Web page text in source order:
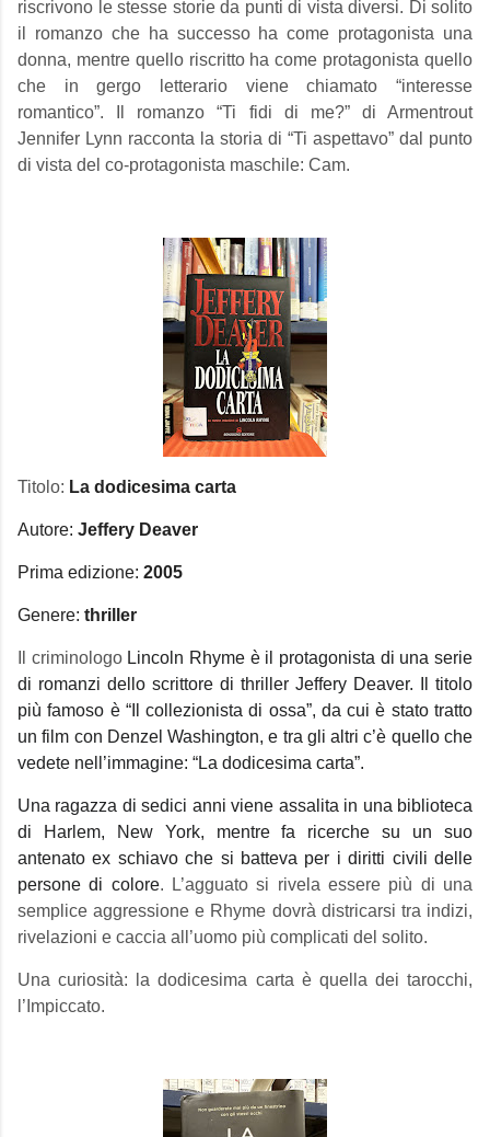
riscrivono le stesse storie da punti di vista diversi. Di solito
il romanzo che ha successo ha come protagonista una
donna, mentre quello riscritto ha come protagonista quello
che in gergo letterario viene chiamato “interesse
romantico”. Il romanzo “Ti fidi di me?” di Armentrout
Jennifer Lynn racconta la storia di “Ti aspettavo” dal punto
di vista del co-protagonista maschile: Cam.
Titolo: La dodicesima carta
Autore: Jeffery Deaver
Prima edizione: 2005
Genere: thriller
Il criminologo Lincoln Rhyme è il protagonista di una serie
di romanzi dello scrittore di thriller Jeffery Deaver. Il titolo
più famoso è “Il collezionista di ossa”, da cui è stato tratto
un film con Denzel Washington, e tra gli altri c’è quello che
vedete nell’immagine: “La dodicesima carta”.
Una ragazza di sedici anni viene assalita in una biblioteca
di Harlem, New York, mentre fa ricerche su un suo
antenato ex schiavo che si batteva per i diritti civili delle
persone di colore. L’agguato si rivela essere più di una
semplice aggressione e Rhyme dovrà districarsi tra indizi,
rivelazioni e caccia all’uomo più complicati del solito.
Una curiosità: la dodicesima carta è quella dei tarocchi,
l’Impiccato.